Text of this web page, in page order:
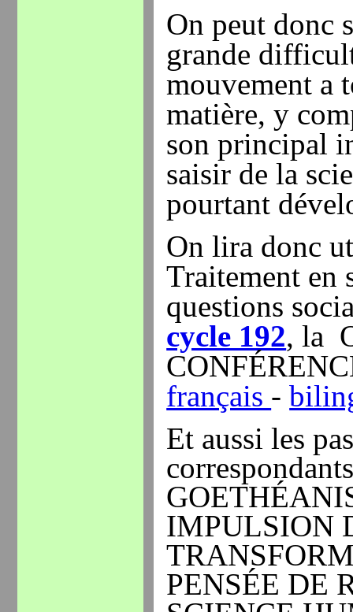
On peut donc
grande
mouvement a
matière, y
son principal
saisir de la
pourtant
On lira donc
Traitement en
questions
cycle 192, la
français -
Et aussi les
IMPULSION
PENSÉE DE